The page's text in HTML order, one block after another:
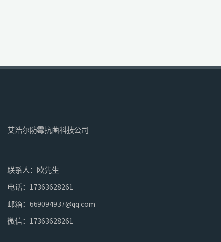
艾浩尔防霉抗菌科技公司
联系人：欧先生
电话：17363628261
邮箱：669094937@qq.com
微信：17363628261